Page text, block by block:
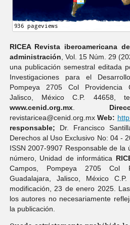
RICEA Revista iberoamericana
administración , Vol. 15 Núm. 29
una publicación semestral editada
Investigaciones para el
Pompeya 2705 Col Providencia
Jalisco, México C.P. 44658,
www.cenid.org.mx.
revistaricea@cenid.org.mxWeb:
responsable; Dr. Francisco
Derechos al Uso Exclusivo No: 04 -
ISSN 2007-9907 Responsable de la
número, Unidad de informática
Campos, Pompeya 2705 Col
Guadalajara, Jalisco, México
modificación, 23 de enero 2025.
los autores no necesariamente
la publicación.